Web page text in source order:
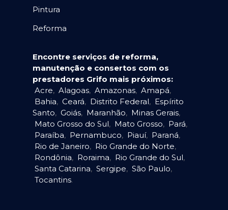
Pintura
Reforma
Encontre serviços de reforma,
manutenção e consertos com os
prestadores Grifo mais próximos:
Acre, Alagoas, Amazonas, Amapá,
Bahia, Ceará, Distrito Federal, Espírito
Santo, Goiás, Maranhão, Minas Gerais,
Mato Grosso do Sul, Mato Grosso, Pará,
Paraíba, Pernambuco, Piauí, Paraná,
Rio de Janeiro, Rio Grande do Norte,
Rondônia, Roraima, Rio Grande do Sul,
Santa Catarina, Sergipe, São Paulo,
Tocantins.